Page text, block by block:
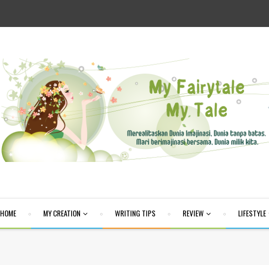
HOME MY CREATION WRITING TIPS REVIEW LIFESTYLE